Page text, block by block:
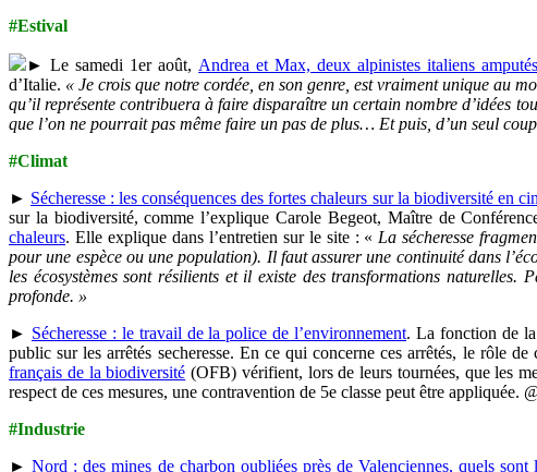
#Estival
► Le samedi 1er août, Andrea et Max, deux alpinistes italiens
d’Italie. « Je crois que notre cordée, en son genre, est vraiment unique au
qu’il représente contribuera à faire disparaître un certain nombre d’idées
que l’on ne pourrait pas même faire un pas de plus… Et puis, d’un seul
#Climat
► Sécheresse : les conséquences des fortes chaleurs sur la biodiversité en
sur la biodiversité, comme l’explique Carole Begeot, Maître de
chaleurs. Elle explique dans l’entretien sur le site : « La sécheresse
pour une espèce ou une population). Il faut assurer une continuité dans
les écosystèmes sont résilients et il existe des transformations
profonde. »
► Sécheresse : le travail de la police de l’environnement. La fonction de la
public sur les arrêtés secheresse. En ce qui concerne ces arrêtés, le rôle
français de la biodiversité (OFB) vérifient, lors de leurs tournées, que les
respect de ces mesures, une contravention de 5e classe peut être appliquée.
#Industrie
►Nord : des mines de charbon oubliées près de Valenciennes, quels